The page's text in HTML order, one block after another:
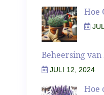
Hoe
Beheersing
JULI 12, 2024
Hoe